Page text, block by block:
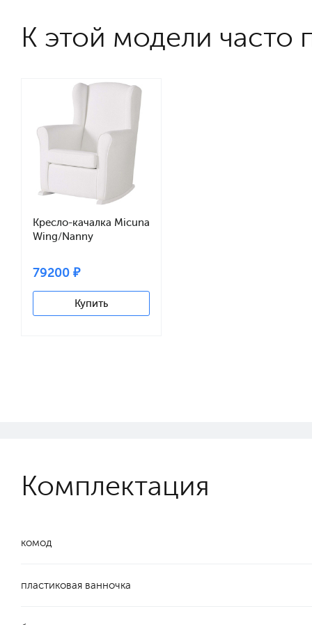
К этой модели часто
Кресло-качалка Micuna
Wing/Nanny
искусственная кожа
79200 ₽
Купить
Комплектация
комод
пластиковая ванночка